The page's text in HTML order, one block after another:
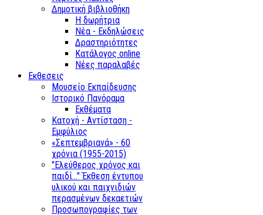
Δημοτική βιβλιοθήκη
Η δωρήτρια
Νέα - Εκδηλώσεις
Δραστηριότητες
Κατάλογος online
Νέες παραλαβές
Εκθεσεις
Μουσείο Εκπαίδευσης
Ιστορικό Πανόραμα
Εκθέματα
Κατοχή - Αντίσταση -
Εμφύλιος
«Σεπτεμβριανά» - 60
χρόνια (1955-2015)
"Ελεύθερος χρόνος και
παιδί..." Έκθεση έντυπου
υλικού και παιχνιδιών
περασμένων δεκαετιών
Προσωπογραφίες των